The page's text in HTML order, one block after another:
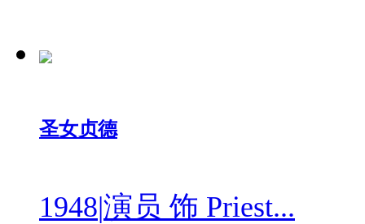
圣女贞德
1948|演员 饰 Priest...